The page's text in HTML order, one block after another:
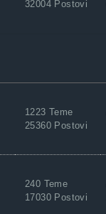
32004 Postovi
1223 Teme
25360 Postovi
240 Teme
17030 Postovi